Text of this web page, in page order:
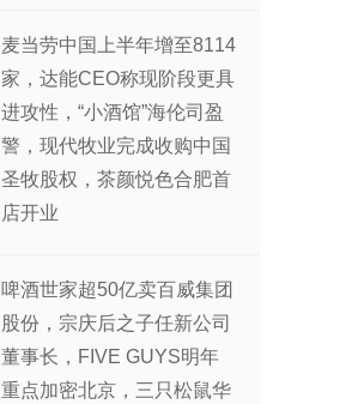
麦当劳中国上半年增至8114
家，达能CEO称现阶段更具
进攻性，“小酒馆”海伦司盈
警，现代牧业完成收购中国
圣牧股权，茶颜悦色合肥首
店开业
啤酒世家超50亿卖百威集团
股份，宗庆后之子任新公司
董事长，FIVE GUYS明年
重点加密北京，三只松鼠华